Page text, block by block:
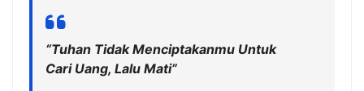
“Tuhan Tidak Menciptakanmu Untuk
Cari Uang, Lalu Mati”